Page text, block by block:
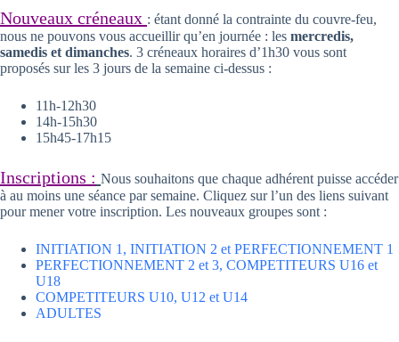
Nouveaux créneaux : étant donné la contrainte du couvre-feu,
nous ne pouvons vous accueillir qu’en journée : les mercredis,
samedis et dimanches. 3 créneaux horaires d’1h30 vous sont
proposés sur les 3 jours de la semaine ci-dessus :
11h-12h30
14h-15h30
15h45-17h15
Inscriptions : Nous souhaitons que chaque adhérent puisse accéder
à au moins une séance par semaine. Cliquez sur l’un des liens suivant
pour mener votre inscription. Les nouveaux groupes sont :
INITIATION 1, INITIATION 2 et PERFECTIONNEMENT 1
PERFECTIONNEMENT 2 et 3, COMPETITEURS U16 et
U18
COMPETITEURS U10, U12 et U14
ADULTES